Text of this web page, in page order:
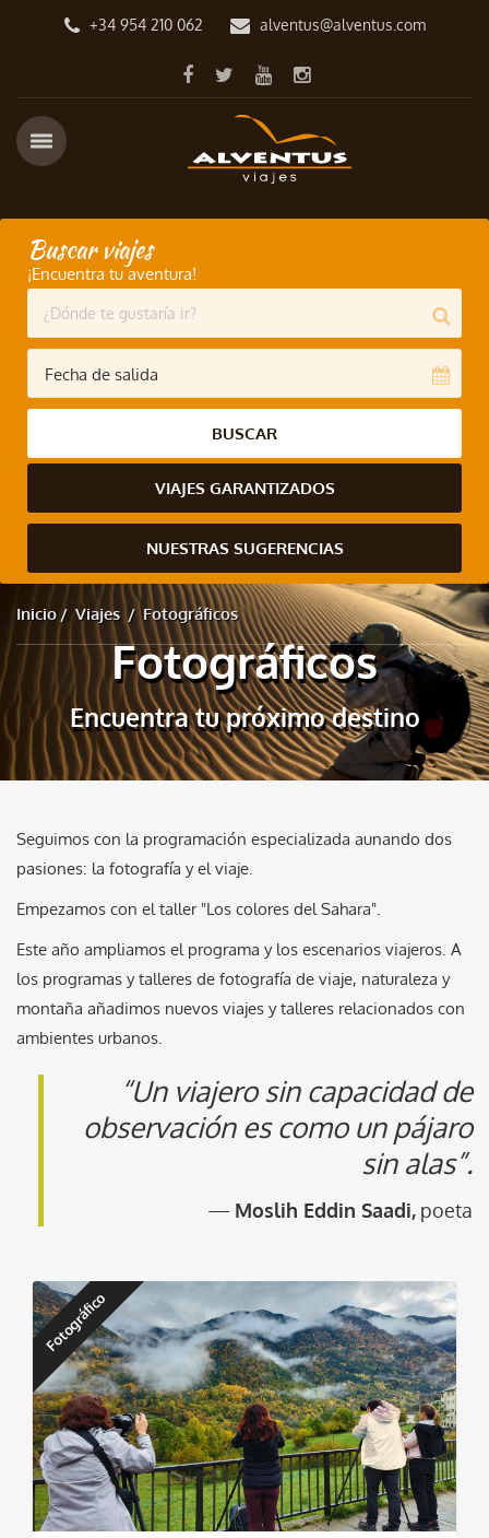
+34 954 210 062 alventus@alventus.com
Buscar viajes
¡Encuentra tu aventura!
BUSCAR
VIAJES GARANTIZADOS
NUESTRAS SUGERENCIAS
Inicio Viajes Fotográficos
Fotográficos
Encuentra tu próximo destino
Seguimos con la programación especializada aunando dos
pasiones: la fotografía y el viaje.
Empezamos con el taller "Los colores del Sahara".
Este año ampliamos el programa y los escenarios viajeros. A
los programas y talleres de fotografía de viaje, naturaleza y
montaña añadimos nuevos viajes y talleres relacionados con
ambientes urbanos.
“Un viajero sin capacidad de
observación es como un pájaro
sin alas”.
— Moslih Eddin Saadi, poeta
Fotográfico